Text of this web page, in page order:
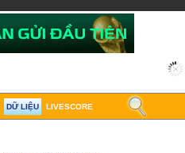
DỮ LIỆU LIVESCORE